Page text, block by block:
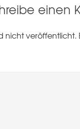
einen
nicht veröffentlicht.